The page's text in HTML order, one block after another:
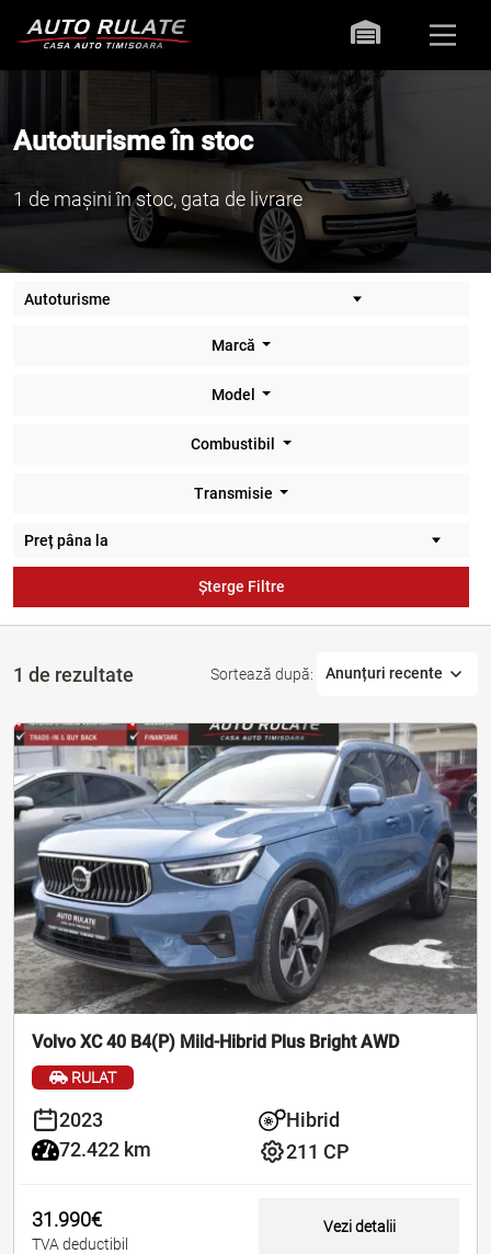
Autoturisme în stoc
1 de mașini în stoc, gata de livrare
Marcă
Model
Combustibil
Transmisie
Șterge Filtre
1 de rezultate Sortează după: Anunțuri recente
Volvo XC 40 B4(P) Mild-Hibrid Plus Bright AWD
RULAT
2023
72.422 km
Hibrid
211 CP
31.990€
TVA deductibil
Vezi detalii